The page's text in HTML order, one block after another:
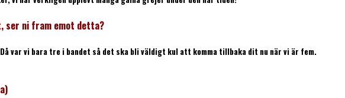
ser ni fram emot detta?
var vi bara tre i bandet så det ska bli väldigt kul att komma tillbaka dit nu när vi är fem.